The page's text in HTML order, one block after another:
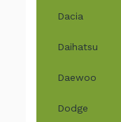
Dacia
Daihatsu
Daewoo
Dodge